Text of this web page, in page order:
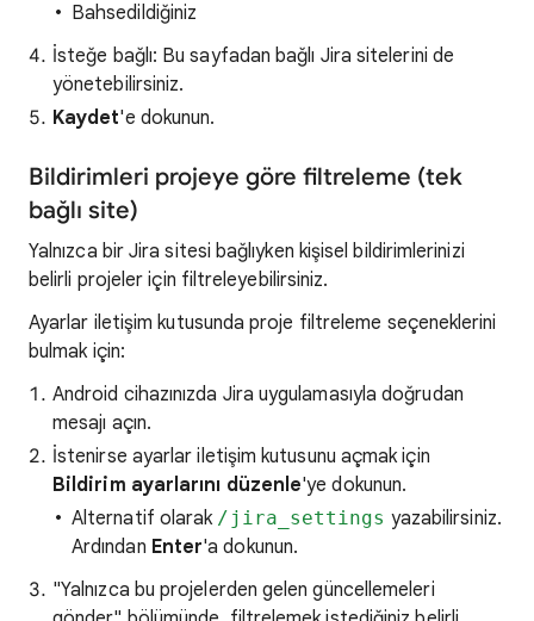
Bahsedildiğiniz
İsteğe bağlı: Bu sayfadan bağlı Jira sitelerini de
yönetebilirsiniz.
Kaydet'e dokunun.
Bildirimleri projeye göre filtreleme (tek
bağlı site)
Yalnızca bir Jira sitesi bağlıyken kişisel bildirimlerinizi
belirli projeler için filtreleyebilirsiniz.
Ayarlar iletişim kutusunda proje filtreleme seçeneklerini
bulmak için:
Android cihazınızda Jira uygulamasıyla doğrudan
mesajı açın.
İstenirse ayarlar iletişim kutusunu açmak için
Bildirim ayarlarını düzenle'ye dokunun.
Alternatif olarak /jira_settings yazabilirsiniz.
Ardından Enter'a dokunun.
"Yalnızca bu projelerden gelen güncellemeleri